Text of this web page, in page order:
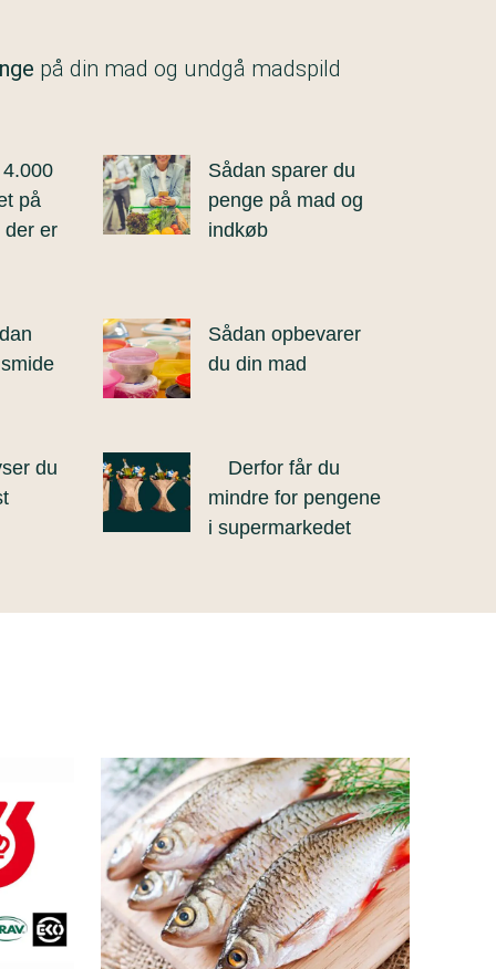
på din mad og undgå madspild
på
der er
Sådan sparer du
penge på mad og
indkøb
Sådan opbevarer
du din mad
du
Derfor får du
mindre for pengene
i supermarkedet